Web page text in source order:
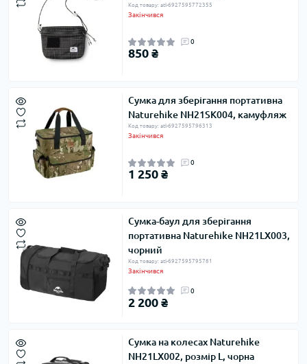
Код товару: atl-6927595772355
Закінчився
0
850 ₴
Сумка для зберігання портативна
Naturehike NH21SK004, камуфляж
Код товару: atl-6927595796313
Закінчився
0
1 250 ₴
Сумка-баул для зберігання
портативна Naturehike NH21LX003,
чорний
Код товару: atl-6927595795781
Закінчився
0
2 200 ₴
Сумка на колесах Naturehike
NH21LX002, розмір L, чорна